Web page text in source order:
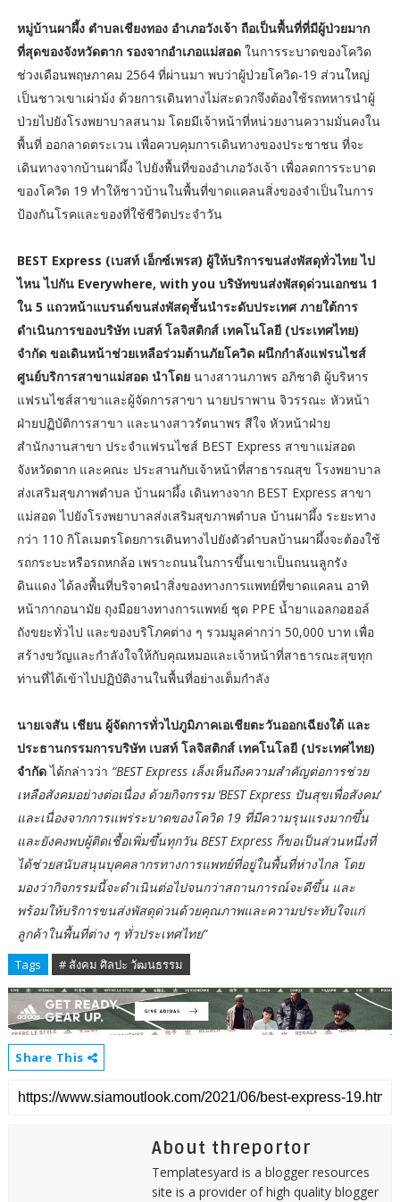
หมู่บ้านผาผึ้ง ตำบลเชียงทอง อำเภอวังเจ้า ถือเป็นพื้นที่ที่มีผู้ป่วยมาก
ที่สุดของจังหวัดตาก รองจากอำเภอแม่สอด ในการระบาดของโควิด
ช่วงเดือนพฤษภาคม 2564 ที่ผ่านมา พบว่าผู้ป่วยโควิด-19 ส่วนใหญ่
เป็นชาวเขาเผ่าม้ง ด้วยการเดินทางไม่สะดวกจึงต้องใช้รถทหารนำผู้
ป่วยไปยังโรงพยาบาลสนาม โดยมีเจ้าหน้าที่หน่วยงานความมั่นคงใน
พื้นที่ ออกลาดตระเวน เพื่อควบคุมการเดินทางของประชาชน ที่จะ
เดินทางจากบ้านผาผึ้ง ไปยังพื้นที่ของอำเภอวังเจ้า เพื่อลดการระบาด
ของโควิด 19 ทำให้ชาวบ้านในพื้นที่ขาดแคลนสิ่งของจำเป็นในการ
ป้องกันโรคและของที่ใช้ชีวิตประจำวัน
BEST Express (เบสท์ เอ็กซ์เพรส) ผู้ให้บริการขนส่งพัสดุทั่วไทย ไป
ไหน ไปกัน Everywhere, with you บริษัทขนส่งพัสดุด่วนเอกชน 1
ใน 5 แถวหน้าแบรนด์ขนส่งพัสดุชั้นนำระดับประเทศ ภายใต้การ
ดำเนินการของบริษัท เบสท์ โลจิสติกส์ เทคโนโลยี (ประเทศไทย)
จำกัด ขอเดินหน้าช่วยเหลือร่วมต้านภัยโควิด ผนึกกำลังแฟรนไชส์
ศูนย์บริการสาขาแม่สอด นำโดยนางสาวนภาพร อภิชาติ ผู้บริหาร
แฟรนไชส์สาขาและผู้จัดการสาขา นายปราพาน จิวรรณะ หัวหน้า
ฝ่ายปฏิบัติการสาขา และนางสาวรัตนาพร สีใจ หัวหน้าฝ่าย
สำนักงานสาขา ประจำแฟรนไชส์ BEST Express สาขาแม่สอด
จังหวัดตาก และคณะ ประสานกับเจ้าหน้าที่สาธารณสุข โรงพยาบาล
ส่งเสริมสุขภาพตำบล บ้านผาผึ้ง เดินทางจาก BEST Express สาขา
แม่สอด ไปยังโรงพยาบาลส่งเสริมสุขภาพตำบล บ้านผาผึ้ง ระยะทาง
กว่า 110 กิโลเมตรโดยการเดินทางไปยังตัวตำบลบ้านผาผึ้งจะต้องใช้
รถกระบะหรือรถหกล้อ เพราะถนนในการขึ้นเขาเป็นถนนลูกรัง
ดินแดง ได้ลงพื้นที่บริจาคนำสิ่งของทางการแพทย์ที่ขาดแคลน อาทิ
หน้ากากอนามัย ถุงมือยางทางการแพทย์ ชุด PPE น้ำยาแอลกอฮอล์
ถังขยะทั่วไป และของบริโภคต่าง ๆ รวมมูลค่ากว่า 50,000 บาท เพื่อ
สร้างขวัญและกำลังใจให้กับคุณหมอและเจ้าหน้าที่สาธารณะสุขทุก
ท่านที่ได้เข้าไปปฏิบัติงานในพื้นที่อย่างเต็มกำลัง
นายเจสัน เชียน ผู้จัดการทั่วไปภูมิภาคเอเชียตะวันออกเฉียงใต้ และ
ประธานกรรมการบริษัท เบสท์ โลจิสติกส์ เทคโนโลยี (ประเทศไทย)
จำกัดได้กล่าวว่า “BEST Express เล็งเห็นถึงความสำคัญต่อการช่วย
เหลือสังคมอย่างต่อเนื่อง ด้วยกิจกรรม ‘BEST Express ปันสุขเพื่อสังคม’
และเนื่องจากการแพร่ระบาดของโควิด 19 ที่มีความรุนแรงมากขึ้น
และยังคงพบผู้ติดเชื้อเพิ่มขึ้นทุกวัน BEST Express ก็ขอเป็นส่วนหนึ่งที่
ได้ช่วยสนับสนุนบุคคลากรทางการแพทย์ที่อยู่ในพื้นที่ห่างไกล โดย
มองว่ากิจกรรมนี้จะดำเนินต่อไปจนกว่าสถานการณ์จะดีขึ้น และ
พร้อมให้บริการขนส่งพัสดุด่วนด้วยคุณภาพและความประทับใจแก่
ลูกค้าในพื้นที่ต่าง ๆ ทั่วประเทศไทย”
Tags # สังคม ศิลปะ วัฒนธรรม
Share This
About threportor
Templatesyard is a blogger resources
site is a provider of high quality blogger